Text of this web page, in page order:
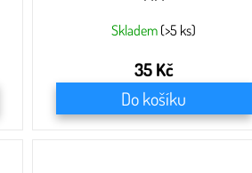
Skladem (>5 ks)
35 Kč
Do košíku